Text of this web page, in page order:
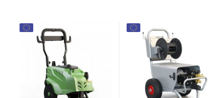
l'unité
Enrouleur
automatique
nu inox
corps ABS
20m